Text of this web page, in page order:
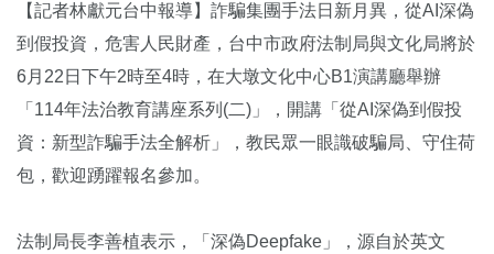
【記者林獻元台中報導】詐騙集團手法日新月異，從AI深偽
到假投資，危害人民財產，台中市政府法制局與文化局將於
6月22日下午2時至4時，在大墩文化中心B1演講廳舉辦
「114年法治教育講座系列(二)」，開講「從AI深偽到假投
資：新型詐騙手法全解析」，教民眾一眼識破騙局、守住荷
包，歡迎踴躍報名參加。
法制局長李善植表示，「深偽Deepfake」，源自於英文